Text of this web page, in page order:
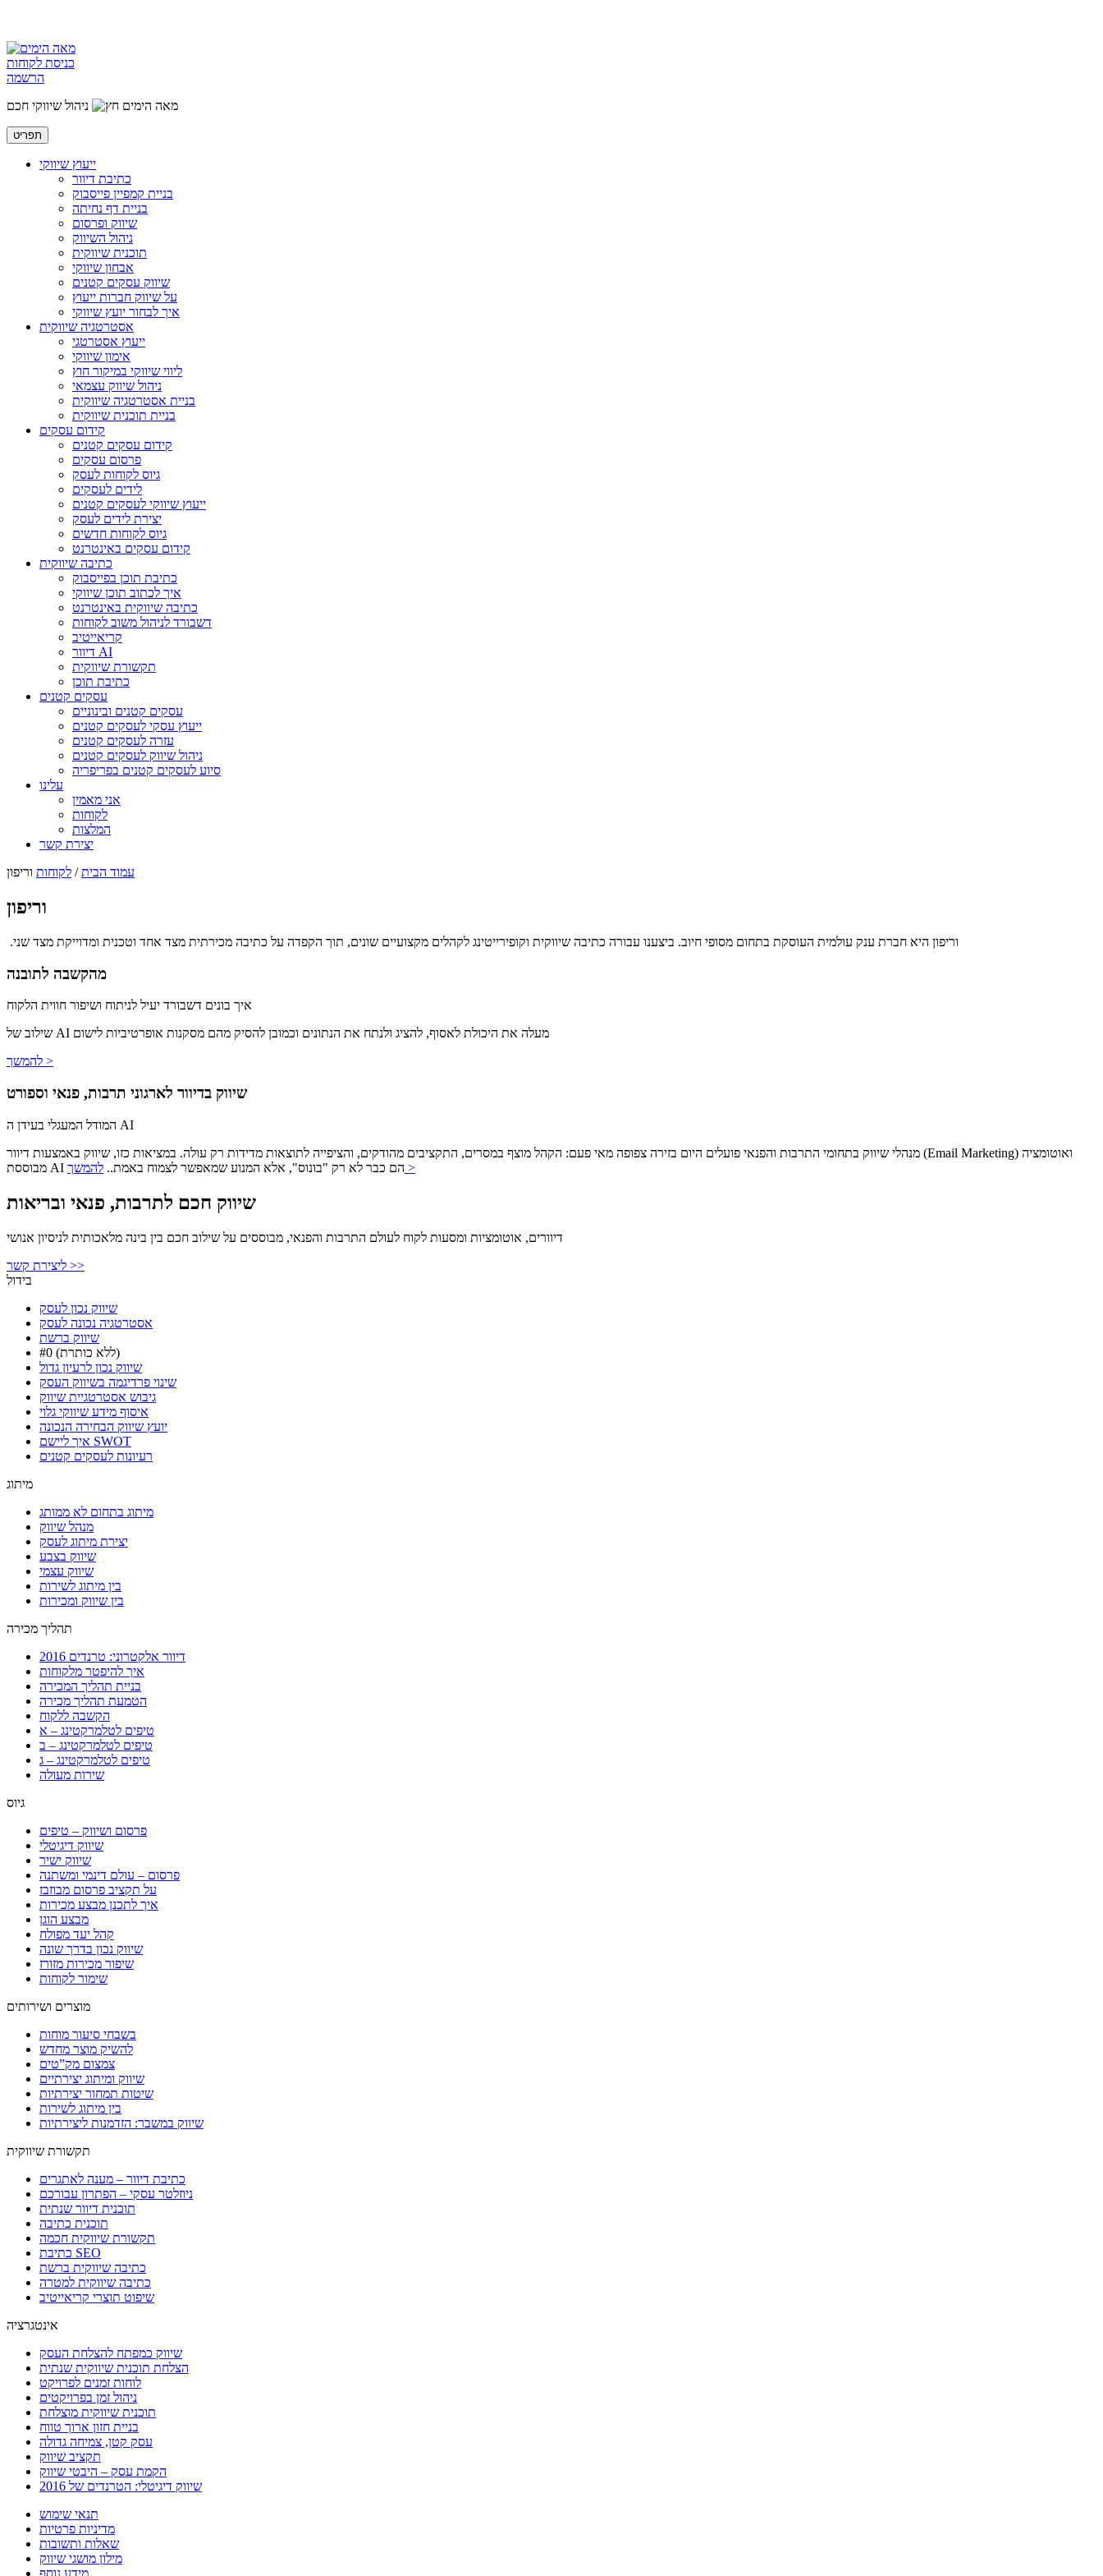
כניסת לקוחות
הרשמה
מאה הימים
ניהול שיווקי חכם
תפריט
ייעוץ שיווקי
כתיבת דיוור
בניית קמפיין פייסבוק
בניית דף נחיתה
שיווק ופרסום
ניהול השיווק
תוכנית שיווקית
אבחון שיווקי
שיווק עסקים קטנים
על שיווק חברות ייעוץ
איך לבחור יועץ שיווקי
אסטרטגיה שיווקית
ייעוץ אסטרטגי
אימון שיווקי
ליווי שיווקי במיקור חוץ
ניהול שיווק עצמאי
בניית אסטרטגיה שיווקית
בניית תוכנית שיווקית
קידום עסקים
קידום עסקים קטנים
פרסום עסקים
גיוס לקוחות לעסק
לידים לעסקים
ייעוץ שיווקי לעסקים קטנים
יצירת לידים לעסק
גיוס לקוחות חדשים
קידום עסקים באינטרנט
כתיבה שיווקית
כתיבת תוכן בפייסבוק
איך לכתוב תוכן שיווקי
כתיבה שיווקית באינטרנט
דשבורד לניהול משוב לקוחות
קריאייטיב
דיוור AI
תקשורת שיווקית
כתיבת תוכן
עסקים קטנים
עסקים קטנים ובינוניים
ייעוץ עסקי לעסקים קטנים
עזרה לעסקים קטנים
ניהול שיווק לעסקים קטנים
סיוע לעסקים קטנים בפריפריה
עלינו
אני מאמין
לקוחות
המלצות
יצירת קשר
עמוד הבית/ לקוחות וריפון
וריפון
וריפון היא חברת ענק עולמית העוסקת בתחום מסופי חיוב. ביצענו עבורה כתיבה שיווקית וקופירייטינג לקהלים מקצועיים שונים, תוך הקפדה על כתיבה מכירתית מצד אחד וטכנית ומדוייקת מצד שני.
מהקשבה לתובנה
איך בונים דשבורד יעיל לניתוח ושיפור חווית הלקוח
שילוב של AI מעלה את היכולת לאסוף, להציג ולנתח את הנתונים וכמובן להסיק מהם מסקנות אופרטיביות לישום
להמשך >
שיווק בדיוור לארגוני תרבות, פנאי וספורט
המודל המעגלי בעידן ה AI
מנהלי שיווק בתחומי התרבות והפנאי פועלים היום בזירה צפופה מאי פעם: הקהל מוצף במסרים, התקציבים מהודקים, והציפייה לתוצאות מדידות רק עולה. במציאות כזו, שיווק באמצעות דיוור (Email Marketing) ואוטומציה
מבוססת AI הם כבר לא רק "בונוס", אלא המנוע שמאפשר לצמוח באמת.. להמשך >
שיווק חכם לתרבות, פנאי ובריאות
דיוורים, אוטומציות ומסעות לקוח לעולם התרבות והפנאי, מבוססים על שילוב חכם בין בינה מלאכותית לניסיון אנושי
ליצירת קשר >>
בידול
שיווק נכון לעסק
אסטרטגיה נכונה לעסק
שיווק ברשת
#0 (ללא כותרת)
שיווק נכון לרעיון גדול
שינוי פרדיגמה בשיווק העסק
גיבוש אסטרטגיית שיווק
איסוף מידע שיווקי גלוי
יועץ שיווק הבחירה הנכונה
איך ליישם SWOT
רעיונות לעסקים קטנים
מיתוג
מיתוג בתחום לא ממותג
מנהל שיווק
יצירת מיתוג לעסק
שיווק בצבע
שיווק עצמי
בין מיתוג לשירות
בין שיווק ומכירות
תהליך מכירה
דיוור אלקטרוני: טרנדים 2016
איך להיפטר מלקוחות
בניית תהליך המכירה
הטמעת תהליך מכירה
הקשבה ללקוח
טיפים לטלמרקטינג – א
טיפים לטלמרקטינג – ב
טיפים לטלמרקטינג – ג
שירות מעולה
גיוס
פרסום ושיווק – טיפים
שיווק דיגיטלי
שיווק ישיר
פרסום – עולם דינמי ומשתנה
על תקציב פרסום מבוזבז
איך לתכנן מבצע מכירות
מבצע הוגן
קהל יעד מפולח
שיווק נכון בדרך שונה
שיפור מכירות מזורז
שימור לקוחות
מוצרים ושירותים
בשבחי סיעור מוחות
להשיק מוצר מחדש
צמצום מק”טים
שיווק ומיתוג יצירתיים
שיטות תמחור יצירתיות
בין מיתוג לשירות
שיווק במשבר: הזדמנות ליצירתיות
תקשורת שיווקית
כתיבת דיוור – מענה לאתגרים
ניוזלטר עסקי – הפתרון עבורכם
תוכנית דיוור שנתית
תוכנית כתיבה
תקשורת שיווקית חכמה
כתיבת SEO
כתיבה שיווקית ברשת
כתיבה שיווקית למטרה
שיפוט תוצרי קריאייטיב
אינטגרציה
שיווק כמפתח להצלחת העסק
הצלחת תוכנית שיווקית שנתית
לוחות זמנים לפרויקט
ניהול זמן בפרויקטים
תוכנית שיווקית מוצלחת
בניית חזון ארוך טווח
עסק קטן, צמיחה גדולה
תקציב שיווק
הקמת עסק – היבטי שיווק
שיווק דיגיטלי: הטרנדים של 2016
תנאי שימוש
מדיניות פרטיות
שאלות ותשובות
מילון מושגי שיווק
מידע נוסף